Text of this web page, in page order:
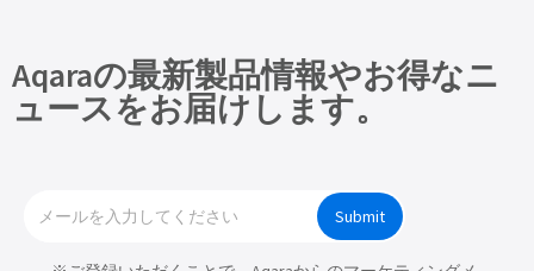
Aqaraの最新製品情報やお得なニ
ュースをお届けします。
Submit